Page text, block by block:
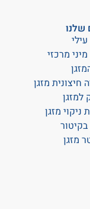
שלנו
עילי
מיני מרכזי
חיצונית מזגן
למזגן
ניקוי מזגן
בקיטור
מזגן